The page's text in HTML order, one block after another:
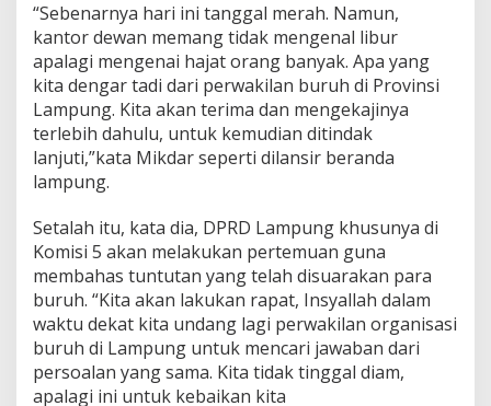
“Sebenarnya hari ini tanggal merah. Namun,
kantor dewan memang tidak mengenal libur
apalagi mengenai hajat orang banyak. Apa yang
kita dengar tadi dari perwakilan buruh di Provinsi
Lampung. Kita akan terima dan mengekajinya
terlebih dahulu, untuk kemudian ditindak
lanjuti,”kata Mikdar seperti dilansir beranda
lampung.
Setalah itu, kata dia, DPRD Lampung khusunya di
Komisi 5 akan melakukan pertemuan guna
membahas tuntutan yang telah disuarakan para
buruh. “Kita akan lakukan rapat, Insyallah dalam
waktu dekat kita undang lagi perwakilan organisasi
buruh di Lampung untuk mencari jawaban dari
persoalan yang sama. Kita tidak tinggal diam,
apalagi ini untuk kebaikan kita